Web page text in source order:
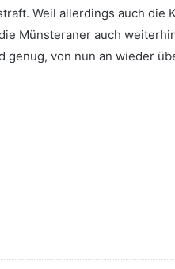
Weil allerdings auch die
Münsteraner auch
genug, von nun an wieder